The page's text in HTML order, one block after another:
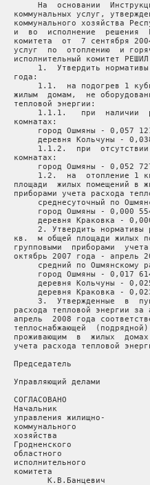
На  основании
коммунальных услуг,
коммунального хозяйства
и  во  исполнение  решения
комитета  от  7 сентября
услуг  по  отоплению  и
исполнительный комитет
1.  Утвердить
года:
1.1.  на подогрев 1
жилым  домам,  не
тепловой энергии:
1.1.1.   при  наличии
комнатах:
город Ошмяны - 0,057
деревня Кольчуны -
1.1.2.  при
комнатах:
город Ошмяны - 0,052
1.2.  на  отопление 1
площади  жилых помещений в
приборами учета расхода
среднесуточный по
город Ошмяны - 0,000
деревня Краковка -
2. Утвердить нормативы
кв.  м общей площади жилых
групповыми  приборами
октябрь 2007 года - апрель
средний по Ошмянскому
город Ошмяны - 0,017
деревня Кольчуны -
деревня Краковка -
3.  Утвержденные  в
расхода тепловой энергии
апрель  2008 года
теплоснабжающей
проживающим  в  жилых
учета расхода тепловой
Председатель
Управляющий делами
СОГЛАСОВАНО
Начальник
управления жилищно-
коммунального
хозяйства
Гродненского
областного
исполнительного
комитета
       К.В.Банцевич